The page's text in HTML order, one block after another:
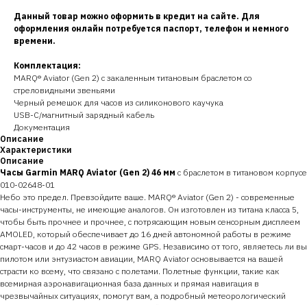
Данный товар можно оформить в кредит на сайте. Для
оформления онлайн потребуется паспорт, телефон и немного
времени.
Комплектация:
MARQ® Aviator (Gen 2) с закаленным титановым браслетом со
стреловидными звеньями
Черный ремешок для часов из силиконового каучука
USB-C/магнитный зарядный кабель
Документация
Описание
Характеристики
Описание
Часы Garmin MARQ Aviator (Gen 2) 46 мм с браслетом в титановом корпусе
010-02648-01
Небо это предел. Превзойдите ваше. MARQ® Aviator (Gen 2) - современные
часы-инструменты, не имеющие аналогов. Он изготовлен из титана класса 5,
чтобы быть прочнее и прочнее, с потрясающим новым сенсорным дисплеем
AMOLED, который обеспечивает до 16 дней автономной работы в режиме
смарт-часов и до 42 часов в режиме GPS. Независимо от того, являетесь ли вы
пилотом или энтузиастом авиации, MARQ Aviator основывается на вашей
страсти ко всему, что связано с полетами. Полетные функции, такие как
всемирная аэронавигационная база данных и прямая навигация в
чрезвычайных ситуациях, помогут вам, а подробный метеорологический